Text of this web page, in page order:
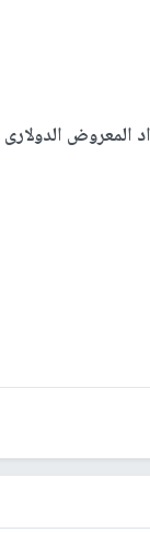
المعروض